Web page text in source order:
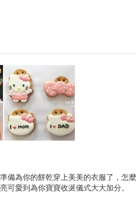
備為你的餅乾穿上美美的衣服了，怎
可愛到為你寶寶收涎儀式大大加分。